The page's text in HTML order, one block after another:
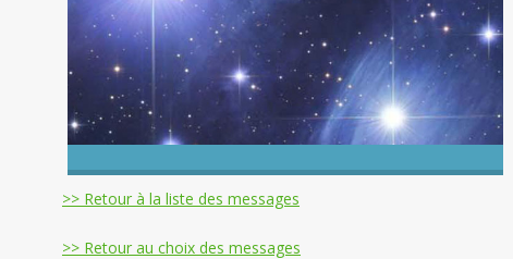
>> Retour à la liste des messages
>> Retour au choix des messages